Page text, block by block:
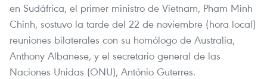
en Sudáfrica, el primer ministro de Vietnam, Pham Minh
Chinh, sostuvo la tarde del 22 de noviembre (hora local)
reuniones bilaterales con su homólogo de Australia,
Anthony Albanese, y el secretario general de las
Naciones Unidas (ONU), António Guterres.